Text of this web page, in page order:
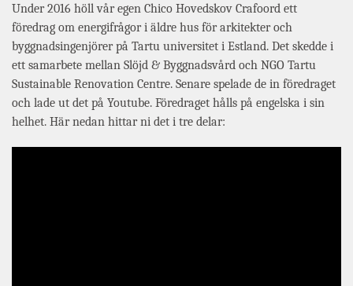
Under 2016 höll vår egen Chico Hovedskov Crafoord ett
föredrag om energifrågor i äldre hus för arkitekter och
byggnadsingenjörer på Tartu universitet i Estland. Det skedde i
ett samarbete mellan Slöjd & Byggnadsvård och NGO Tartu
Sustainable Renovation Centre. Senare spelade de in föredraget
och lade ut det på Youtube. Föredraget hålls på engelska i sin
helhet. Här nedan hittar ni det i tre delar: